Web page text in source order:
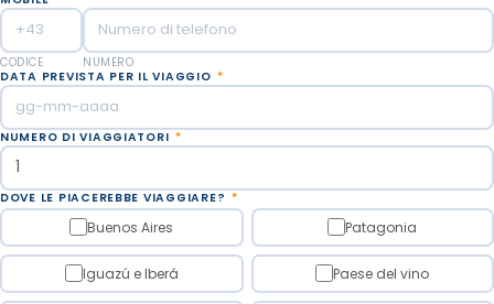
CODICE
NUMERO
DATA PREVISTA PER IL VIAGGIO *
NUMERO DI VIAGGIATORI *
DOVE LE PIACEREBBE VIAGGIARE? *
Buenos Aires Patagonia
Iguazú e Iberá Paese del vino